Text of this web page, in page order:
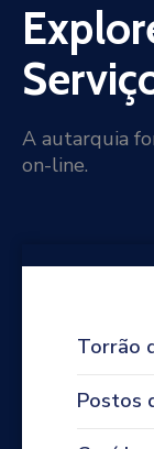
A autarquia
on-line.
Torrão
Postos